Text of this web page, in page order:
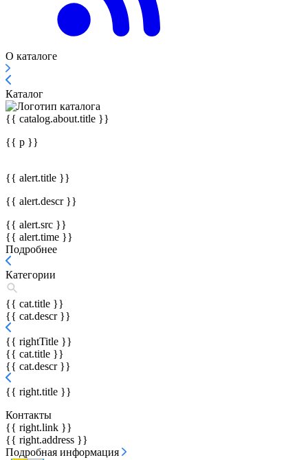
О каталоге
Каталог
{{ catalog.about.title }}
{{ p }}
{{ alert.title }}
{{ alert.descr }}
{{ alert.src }}
{{ alert.time }}
Подробнее
Категории
{{ cat.title }}
{{ cat.descr }}
{{ rightTitle }}
{{ cat.title }}
{{ cat.descr }}
{{ right.title }}
Контакты
{{ right.link }}
{{ right.address }}
Подробная информация